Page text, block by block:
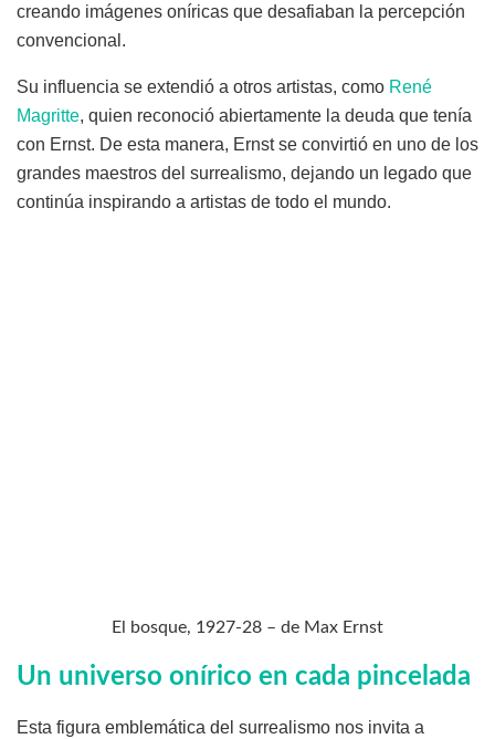
creando imágenes oníricas que desafiaban la percepción
convencional.
Su influencia se extendió a otros artistas, como René
Magritte, quien reconoció abiertamente la deuda que tenía
con Ernst. De esta manera, Ernst se convirtió en uno de los
grandes maestros del surrealismo, dejando un legado que
continúa inspirando a artistas de todo el mundo.
El bosque, 1927-28 – de Max Ernst
Un universo onírico en cada pincelada
Esta figura emblemática del surrealismo nos invita a